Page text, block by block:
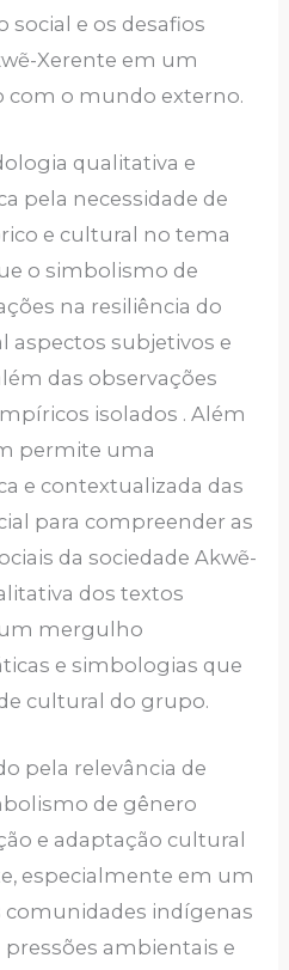
social e os desafios
Xerente em um
com o mundo externo.
qualitativa e
pela necessidade de
e cultural no tema
o simbolismo de
na resiliência do
subjetivos e
das observações
isolados . Além
permite uma
e contextualizada das
para compreender as
da sociedade Akwẽ-
dos textos
mergulho
e simbologias que
cultural do grupo.
pela relevância de
de gênero
e adaptação cultural
especialmente em um
indígenas
ambientais e